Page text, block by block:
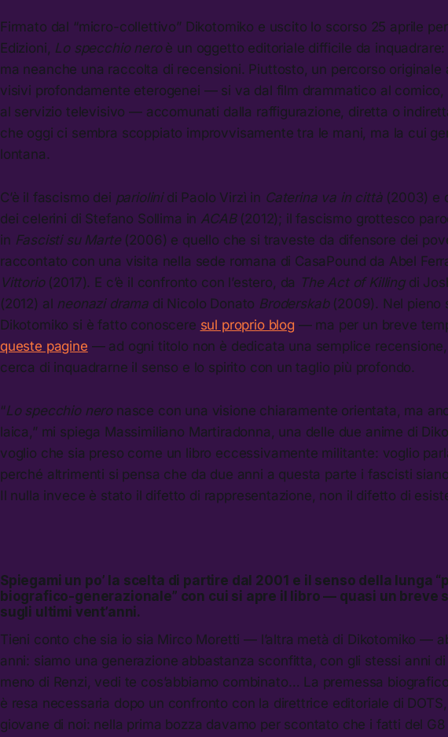
Firmato dal “micro-collettivo” Dikotomiko e uscito lo scorso 25 aprile
Edizioni, Lo specchio nero è un oggetto editoriale difficile da
ma neanche una raccolta di recensioni. Piuttosto, un percorso
visivi profondamente eterogenei — si va dal film drammatico al comico,
al servizio televisivo — accomunati dalla raffigurazione, diretta o
che oggi ci sembra scoppiato improvvisamente tra le mani, ma la cui
lontana.
C’è il fascismo dei pariolini di Paolo Virzì in Caterina va in città (2003) e
dei celerini di Stefano Sollima in ACAB (2012); il fascismo grottesco
in Fascisti su Marte (2006) e quello che si traveste da difensore dei
raccontato con una visita nella sede romana di CasaPound da Abel
Vittorio(2017). E c’è il confronto con l’estero, da The Act of Killing di
(2012) al neonazi drama di Nicolo Donato Broderskab (2009). Nel pieno
Dikotomiko si è fatto conoscere sul proprio blog — ma per un breve
queste pagine — ad ogni titolo non è dedicata una semplice
cerca di inquadrarne il senso e lo spirito con un taglio più profondo.
“Lo specchio nero nasce con una visione chiaramente orientata, ma
laica,” mi spiega Massimiliano Martiradonna, una delle due anime di
voglio che sia preso come un libro eccessivamente militante: voglio
perché altrimenti si pensa che da due anni a questa parte i fascisti
Il nulla invece è stato il difetto di rappresentazione, non il difetto di
Spiegami un po’ la scelta di partire dal 2001 e il senso della lunga
biografico-generazionale” con cui si apre il libro — quasi un breve
sugli ultimi vent’anni.
Tieni conto che sia io sia Mirco Moretti — l’altra metà di Dikotomiko —
anni: siamo una generazione abbastanza sconfitta, con gli stessi anni
meno di Renzi, vedi te cos’abbiamo combinato… La premessa
è resa necessaria dopo un confronto con la direttrice editoriale di
giovane di noi: nella prima bozza davamo per scontato che i fatti del